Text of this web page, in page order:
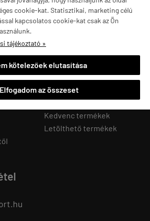
cookie-kat. Statisztikai, marketing célú
kapcsolatos cookie-kat csak az Ön
tájékoztató »
kötelezőek elutasítása
Elfogadom az összeset
TARTUNK RAKTÁRON
Saját fiók
Regisztráció
Belépés
Adatmódosítás
Eddigi rendeléseim
Kedvenc termékek
Letölthető termékek